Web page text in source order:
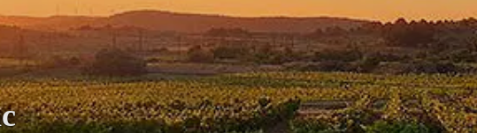
Sie, welchen Wein Sie suchen – ob nach Geschmack, Anlass, Weinnamen,
Rebsorte, Region, Winzer oder anderen Kriterien.